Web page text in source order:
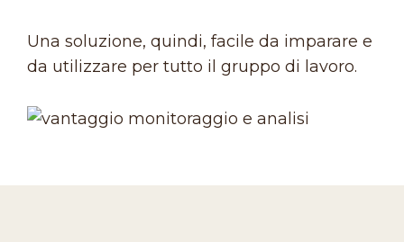
Una soluzione, quindi, facile da imparare e
da utilizzare per tutto il gruppo di lavoro.